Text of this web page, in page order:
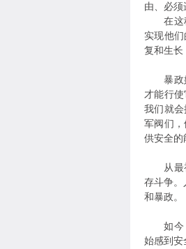
由、必须
在这种
实现他
复和生长
暴政好
才能行
我们就
军阀们
供安全的
从最初
存斗争。
和暴政。
如今，
始感到安